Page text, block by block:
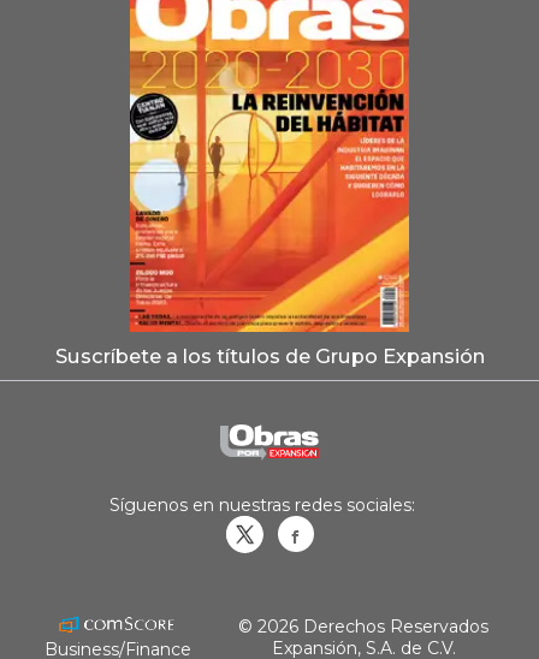
Suscríbete a los títulos de Grupo Expansión
Síguenos en nuestras redes sociales:
Business/Finance
© 2026 Derechos Reservados
Expansión, S.A. de C.V.